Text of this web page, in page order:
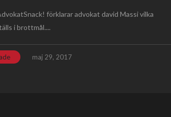
förklarar advokat david Massi vilka
i brottmål....
maj 29, 2017